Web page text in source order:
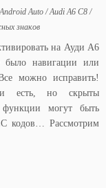
Android Auto/Audi A6 C8/
знаков
на Ауди А6
было навигации или
можно исправить!
есть, но скрыты
могут быть
кодов… Рассмотрим